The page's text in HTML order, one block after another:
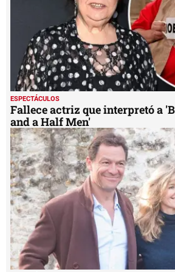
ESPECTÁCULOS
Fallece actriz que interpretó a
and a Half Men'